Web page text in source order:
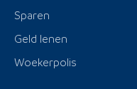
Sparen
Geld lenen
Woekerpolis